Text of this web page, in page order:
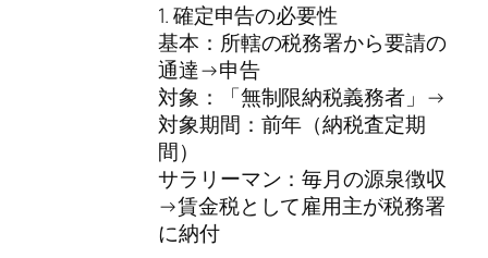
1. 確定申告の必要性
基本：所轄の税務署から要請の
通達→申告
対象：「無制限納税義務者」→
対象期間：前年（納税査定期
間）
サラリーマン：毎月の源泉徴収
→賃金税として雇用主が税務署
に納付